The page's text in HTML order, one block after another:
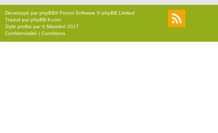
Développé parphpBB® Forum Software © phpBB Limited
Traduit parphpBB-fr.com
Style proflat par ©Mazeltof 2017
Confidentialité | Conditions